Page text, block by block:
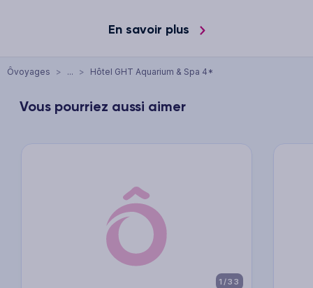
En savoir plus
Ôvoyages > ... > Hôtel GHT Aquarium & Spa 4*
Vous pourriez aussi aimer
1/33